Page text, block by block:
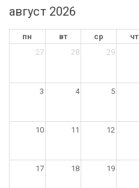
август 2026
пн вт ср чт
27
28 29
3 4 5
10 11 12
17 18 19